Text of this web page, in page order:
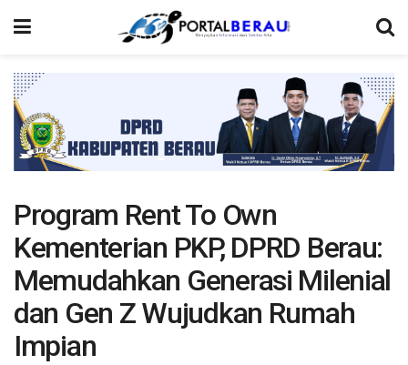
Program Rent To Own
Kementerian PKP, DPRD Berau:
Memudahkan Generasi Milenial
dan Gen Z Wujudkan Rumah
Impian